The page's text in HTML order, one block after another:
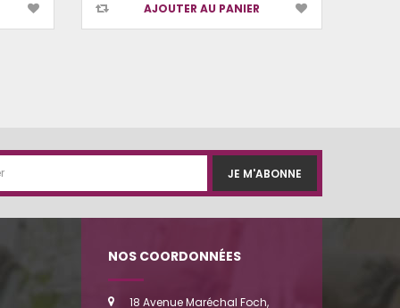
AJOUTER AU PANIER
JE M'ABONNE
NOS COORDONNÉES
18 Avenue Maréchal Foch,